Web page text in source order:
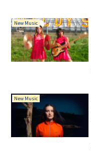
New Music
New Music